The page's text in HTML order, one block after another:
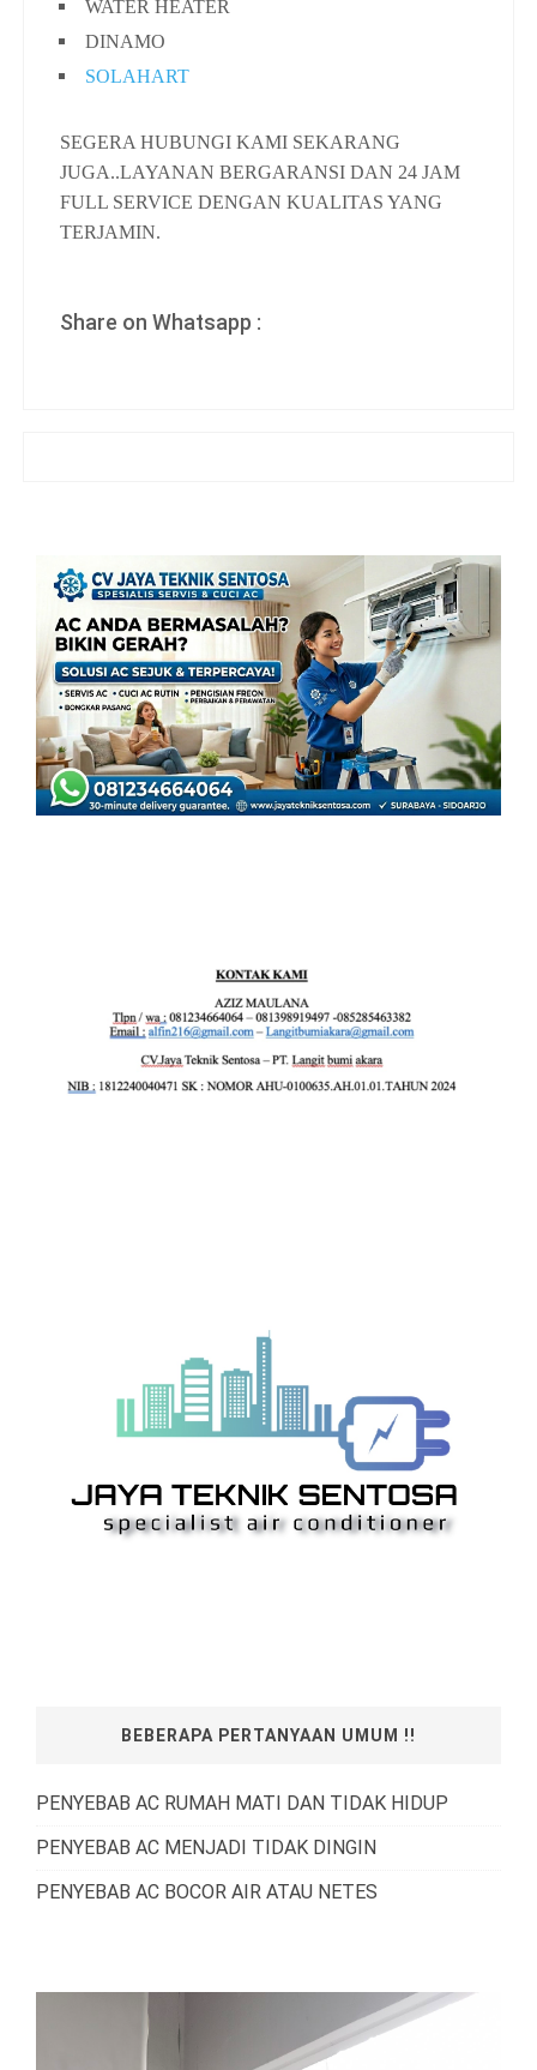
WATER HEATER
DINAMO
SOLAHART
SEGERA HUBUNGI KAMI SEKARANG
JUGA..LAYANAN BERGARANSI DAN 24 JAM
FULL SERVICE DENGAN KUALITAS YANG
TERJAMIN.
Share on Whatsapp :
BEBERAPA PERTANYAAN UMUM !!
PENYEBAB AC RUMAH MATI DAN TIDAK HIDUP
PENYEBAB AC MENJADI TIDAK DINGIN
PENYEBAB AC BOCOR AIR ATAU NETES